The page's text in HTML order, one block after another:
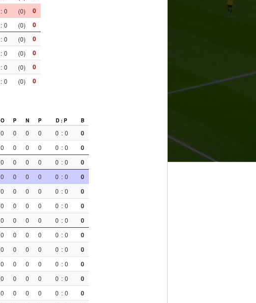
: 0 (0) 0
: 0 (0) 0
: 0 (0) 0
: 0 (0) 0
: 0 (0) 0
: 0 (0) 0
O P N P D : P B
0 0 0 0 0 : 0 0
0 0 0 0 0 : 0 0
0 0 0 0 0 : 0 0
0 0 0 0 0 : 0 0
0 0 0 0 0 : 0 0
0 0 0 0 0 : 0 0
0 0 0 0 0 : 0 0
0 0 0 0 0 : 0 0
0 0 0 0 0 : 0 0
0 0 0 0 0 : 0 0
0 0 0 0 0 : 0 0
0 0 0 0 0 : 0 0